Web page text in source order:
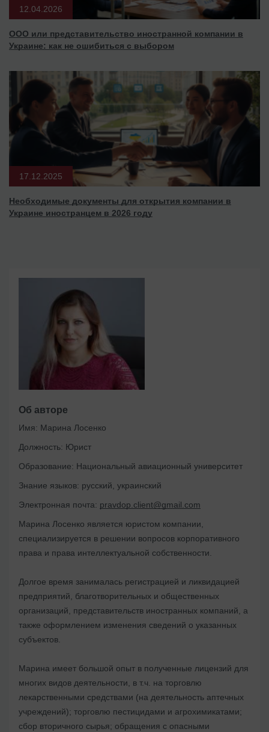
12.04.2026
ООО или представительство иностранной компании в
Украине: как не ошибиться с выбором
17.12.2025
Необходимые документы для открытия компании в
Украине иностранцем в 2026 году
Об авторе
Имя: Марина Лосенко
Должность: Юрист
Образование: Национальный авиационный университет
Знание языков: русский, украинский
Электронная почта: pravdop.client@gmail.com
Марина Лосенко является юристом компании,
специализируется в решении вопросов корпоративного
права и права интеллектуальной собственности.
Долгое время занималась регистрацией и ликвидацией
предприятий, благотворительных и общественных
организаций, представительств иностранных компаний, а
также оформлением изменения сведений о указанных
субъектов.
Марина имеет большой опыт в полученные лицензий для
многих видов деятельности, в т.ч. на торговлю
лекарственными средствами (на деятельность аптечных
учреждений); торговлю пестицидами и агрохимикатами;
сбор вторичного сырья; обращения с опасными